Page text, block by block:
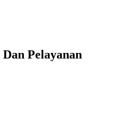
Pelayanan